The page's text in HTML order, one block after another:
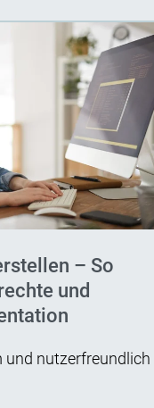
– So
und
und nutzerfreundlich